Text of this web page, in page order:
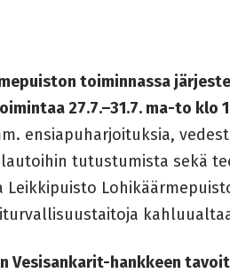
toiminnassa
27.7.–31.7. ma-to klo
ensiapuharjoituksia,
tutustumista sekä
Vesisankarit-hankkeen